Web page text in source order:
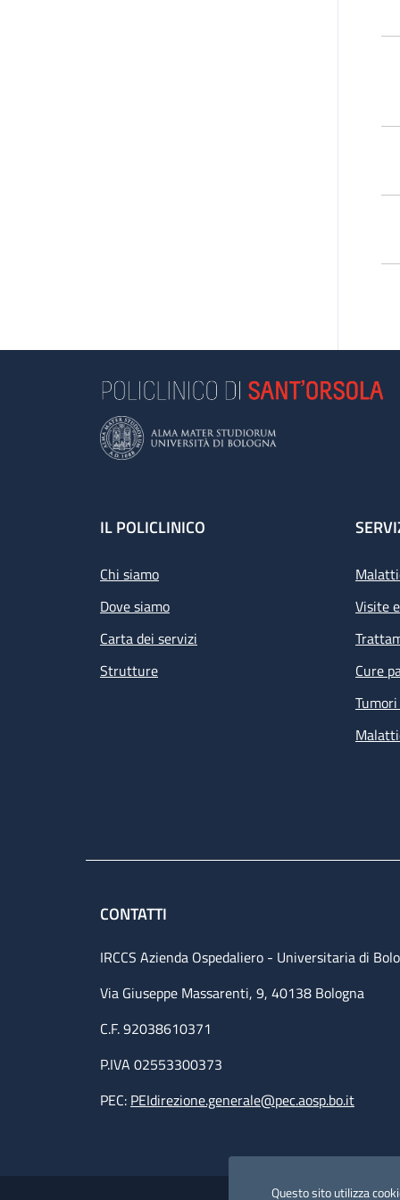
Questo sito utilizza
Footer
IL POLICLINICO
Chi siamo
Dove siamo
Carta dei servizi
Strutture
Visite
Cure
CONTATTI
IRCCS Azienda Ospedaliero - Universitaria di
Via Giuseppe Massarenti, 9, 40138 Bologna
C.F. 92038610371
P.IVA 02553300373
PEC: PEIdirezione.generale@pec.aosp.bo.it